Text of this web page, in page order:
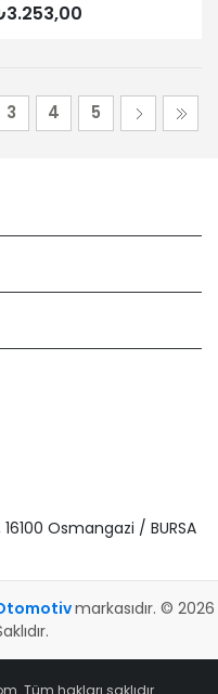
3 4 5
Osmangazi / BURSA
markasıdır. © 2026